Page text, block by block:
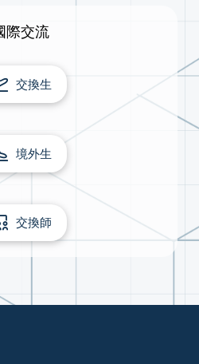
際交流
交換生
境外生
交換師